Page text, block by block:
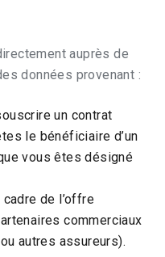
auprès de
données provenant :
un contrat
le bénéficiaire d’un
vous êtes désigné
de l’offre
commerciaux
autres assureurs).